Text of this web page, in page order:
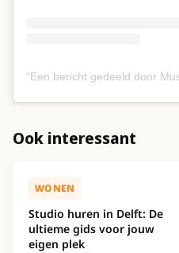
Een bericht gedeeld door Music
Ook interessant
WONEN
Studio huren in Delft: De
ultieme gids voor jouw
eigen plek